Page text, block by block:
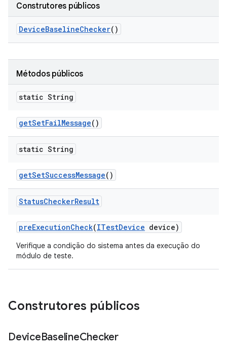
Construtores públicos
DeviceBaselineChecker()
Métodos públicos
static String
getSetFailMessage()
static String
getSetSuccessMessage()
StatusCheckerResult
preExecutionCheck(ITestDevice device)
Verifique a condição do sistema antes da execução do
módulo de teste.
Construtores públicos
DeviceBaselineChecker